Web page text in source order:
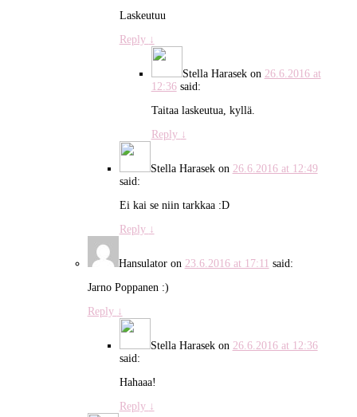
Laskeutuu
Reply ↓
Stella Harasekon 26.6.2016 at
12:36 said:
Taitaa laskeutua, kyllä.
Reply ↓
Stella Harasekon 26.6.2016 at 12:49
said:
Ei kai se niin tarkkaa :D
Reply ↓
Hansulatoron 23.6.2016 at 17:11 said:
Jarno Poppanen :)
Reply ↓
Stella Harasekon 26.6.2016 at 12:36
said:
Hahaaa!
Reply ↓